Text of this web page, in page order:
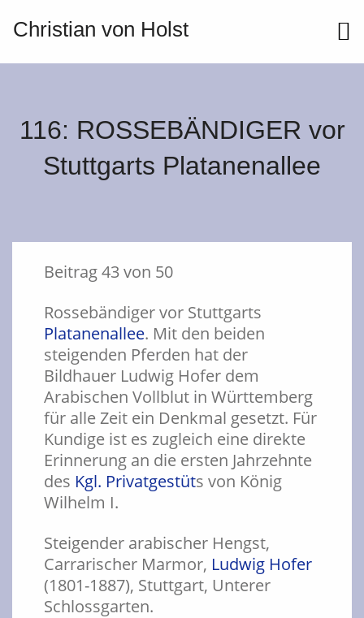
Christian von Holst
116: ROSSEBÄNDIGER vor
Stuttgarts Platanenallee
Beitrag 43 von 50
Rossebändiger vor Stuttgarts
Platanenallee. Mit den beiden
steigenden Pferden hat der
Bildhauer Ludwig Hofer dem
Arabischen Vollblut in Württemberg
für alle Zeit ein Denkmal gesetzt. Für
Kundige ist es zugleich eine direkte
Erinnerung an die ersten Jahrzehnte
des Kgl. Privatgestüts von König
Wilhelm I.
Steigender arabischer Hengst,
Carrarischer Marmor, Ludwig Hofer
(1801-1887), Stuttgart, Unterer
Schlossgarten.